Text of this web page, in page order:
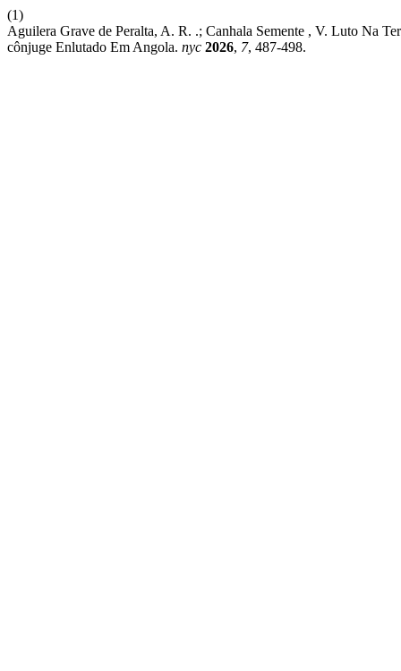
(1)
Aguilera Grave de Peralta, A. R. .; Canhala Semente , V. Luto Na
cônjuge Enlutado Em Angola. nyc 2026, 7, 487-498.